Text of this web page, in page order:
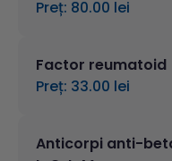
Preț: 80.00 lei
Factor reumatoid
Preț: 33.00 lei
Anticorpi anti-